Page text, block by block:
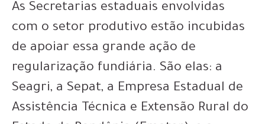
As Secretarias estaduais envolvidas
com o setor produtivo estão incubidas
de apoiar essa grande ação de
regularização fundiária. São elas: a
Seagri, a Sepat, a Empresa Estadual de
Assistência Técnica e Extensão Rural do